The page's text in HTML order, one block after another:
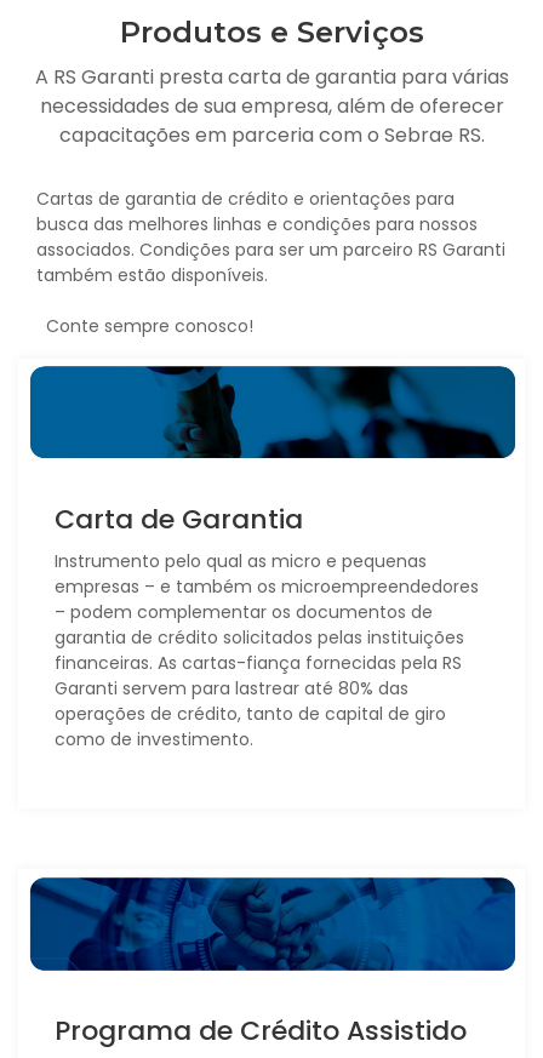
Produtos e Serviços
A RS Garanti presta carta de garantia para várias
necessidades de sua empresa, além de oferecer
capacitações em parceria com o Sebrae RS.
Cartas de garantia de crédito e orientações para
busca das melhores linhas e condições para nossos
associados. Condições para ser um parceiro RS Garanti
também estão disponíveis.
Conte sempre conosco!
Carta de Garantia
Instrumento pelo qual as micro e pequenas
empresas – e também os microempreendedores
– podem complementar os documentos de
garantia de crédito solicitados pelas instituições
financeiras. As cartas-fiança fornecidas pela RS
Garanti servem para lastrear até 80% das
operações de crédito, tanto de capital de giro
como de investimento.
Programa de Crédito Assistido